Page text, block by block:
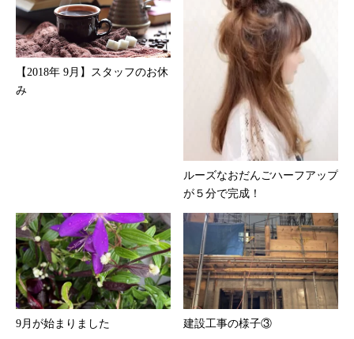
【2018年 9月】スタッフのお休
み
ルーズなおだんごハーフアップ
が５分で完成！
9月が始まりました 建設工事の様子③